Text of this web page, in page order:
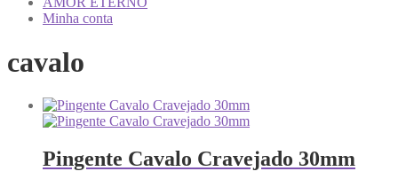
Minha conta
cavalo
Pingente Cavalo Cravejado 30mm